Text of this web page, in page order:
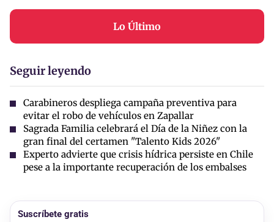
Lo Último
Seguir leyendo
Carabineros despliega campaña preventiva para
evitar el robo de vehículos en Zapallar
Sagrada Familia celebrará el Día de la Niñez con la
gran final del certamen "Talento Kids 2026"
Experto advierte que crisis hídrica persiste en Chile
pese a la importante recuperación de los embalses
Suscríbete gratis